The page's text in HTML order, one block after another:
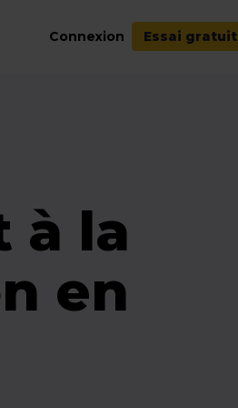
Connexion Essai gratuit
à la
en